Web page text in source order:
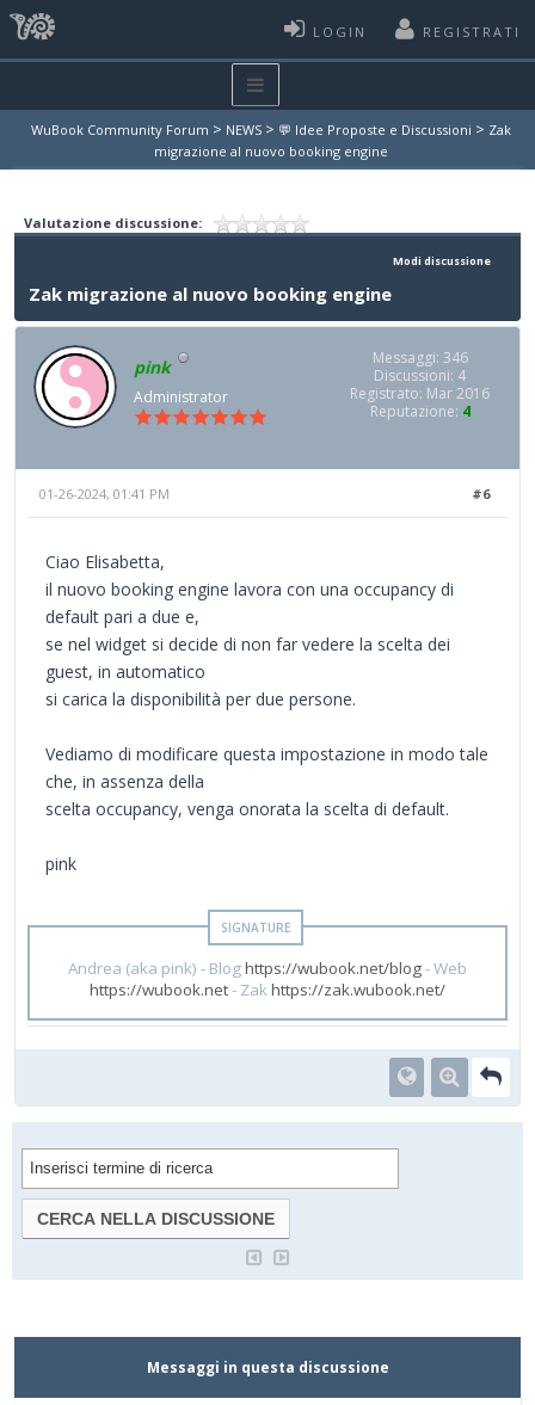
LOGIN REGISTRATI
WuBook Community Forum > NEWS > 💬 Idee Proposte e Discussioni > Zak
migrazione al nuovo booking engine
Valutazione discussione:
Modi discussione
Zak migrazione al nuovo booking engine
pink
Administrator
Messaggi: 346
Discussioni: 4
Registrato: Mar 2016
Reputazione: 4
#6
01-26-2024, 01:41 PM
Ciao Elisabetta,
il nuovo booking engine lavora con una occupancy di
default pari a due e,
se nel widget si decide di non far vedere la scelta dei
guest, in automatico
si carica la disponibilità per due persone.
Vediamo di modificare questa impostazione in modo tale
che, in assenza della
scelta occupancy, venga onorata la scelta di default.
pink
Andrea (aka pink) - Bloghttps://wubook.net/blog- Web
https://wubook.net- Zakhttps://zak.wubook.net/
Messaggi in questa discussione